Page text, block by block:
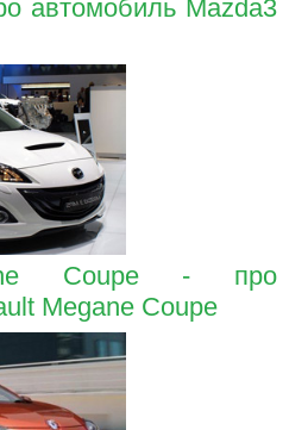
автомобиль Mazda3
Coupe - про
Megane Coupe